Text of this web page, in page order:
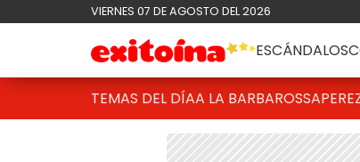
VIERNES 07 DE AGOSTO DEL 2026
ESCÁNDALOS
TEMAS DEL DÍAA LA BARBAROSSA